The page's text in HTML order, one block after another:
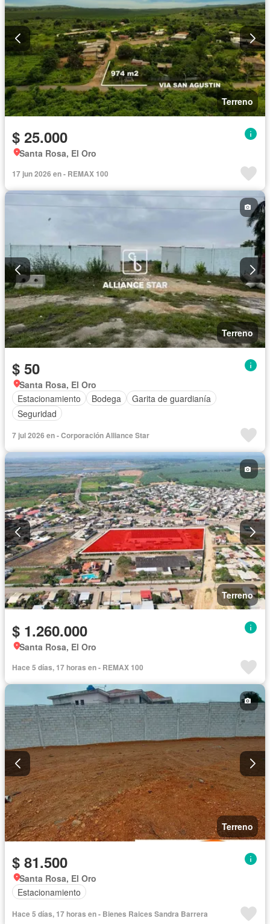
Terreno
$ 25.000
Santa Rosa, El Oro
17 jun 2026 en - REMAX 100
Terreno
$ 50
Santa Rosa, El Oro
Estacionamiento
Bodega
Garita de guardianía
Seguridad
7 jul 2026 en - Corporación Alliance Star
Terreno
$ 1.260.000
Santa Rosa, El Oro
Hace 5 días, 17 horas en - REMAX 100
Terreno
$ 81.500
Santa Rosa, El Oro
Estacionamiento
Hace 5 días, 17 horas en - Bienes Raices Sandra Barrera